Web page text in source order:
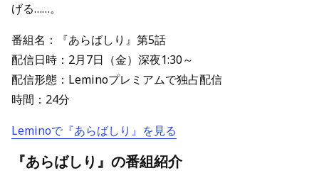
げる……。
番組名：『あらばしり』第5話
配信日時：2月7日（金）深夜1:30～
配信形態：Leminoプレミアムで独占配信
時間：24分
Leminoで『あらばしり』を見る
『あらばしり』の番組紹介